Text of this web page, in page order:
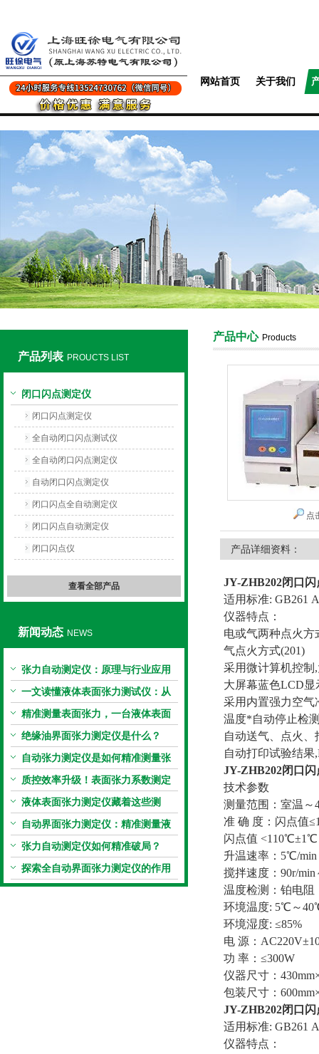
网站首页 关于我们
产品列表 PROUCTS LIST
闭口闪点测定仪
闭口闪点测定仪
全自动闭口闪点测试仪
全自动闭口闪点测定仪
自动闭口闪点测定仪
闭口闪点全自动测定仪
闭口闪点自动测定仪
闭口闪点仪
查看全部产品
新闻动态 NEWS
张力自动测定仪：原理与行业应用
解析
一文读懂液体表面张力测试仪：从
原理到应用全掌握
精准测量表面张力，一台液体表面
张力系数测量仪就够了
绝缘油界面张力测定仪是什么？
自动张力测定仪是如何精准测量张
力的？
质控效率升级！表面张力系数测定
仪真香警告
液体表面张力测定仪藏着这些测
定“小窍门”
自动界面张力测定仪：精准测量液
体界面张力的关键设备
张力自动测定仪如何精准破局？
探索全自动界面张力测定仪的作用
产品中心 Products
点
产品详细资料：
JY-ZHB202闭口
适用标准: GB261
仪器特点：
电或气两种点火方
气点火方式(201)
采用微计算机控制
大屏幕蓝色LCD显
采用内置强力空气
温度*自动停止检
自动送气、点火、
自动打印试验结果
JY-ZHB202闭口
技术参数
测量范围：室温～
准 确 度：闪点值
闪点值
升温速率：5℃/
搅拌速度：90r/min
温度检测：铂电阻
环境温度: 5℃～
环境湿度: ≤85%
电 源：
功 率：≤300W
仪器尺寸：
包装尺寸：
JY-ZHB202闭口
适用标准: GB261
仪器特点：